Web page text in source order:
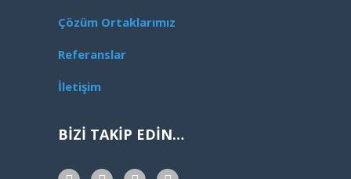
Çözüm Ortaklarımız
Referanslar
İletişim
BİZİ TAKİP EDİN…